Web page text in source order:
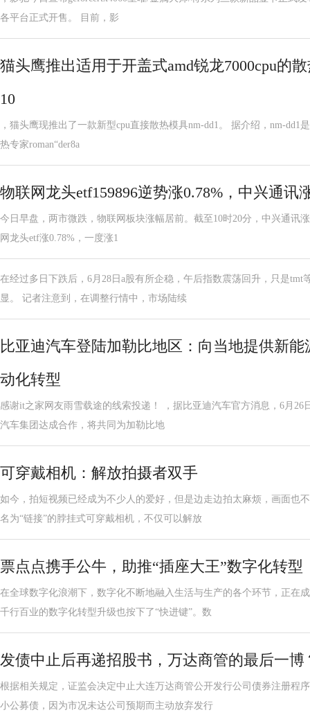
各平台正式开售。 目前，影
猫头鹰推出适用于开盖式amd锐龙7000cpu的
10
，猫头鹰现推出了一款新型cpu直接散热模具nm-dd1。 据介绍，nm-dd1
热专家roman“der8a
物联网龙头etf159896逆势涨0.78%，中兴通讯
今日早盘，两市微跌，物联网板块涨幅居前。截至10时20分，中兴通讯
网龙头etf涨0.78%，一度涨1
在经过多日下跌后，6月28日a股有所企稳，午后指数震荡回升，只是tmt
显。 记者注意到，在调整行情中，市场陆续
比亚迪汽车登陆加勒比地区：向当地提供新
动化转型
感谢it之家网友雨雪载途的线索投递！ ，据比亚迪汽车官方消息，6月26
汽车集团达成合作，将共同为加勒比地
可穿戴相机：解放拍摄者双手
如今，拍短视频已经成为不少人的爱好，但是边走边拍太麻烦，画面也
名为“链接”的脖挂式可穿戴相机，不仅可以解放
票点点携手公牛，助推“插座大王”数字化转型
在全球数字化浪潮下，数字化不断地融入生活与生产的各个环节，正在
千行百业的数字化转型升级也按下了“快进键”。数
发债中止后再递招股书，万达商管的最后一博
根据相关规定，证监会决定中止大连万达商管公开发行公司债券注册程
小公募债，因为市况未达公司预期而主动放弃发行